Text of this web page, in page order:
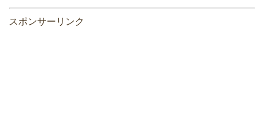
スポンサーリンク